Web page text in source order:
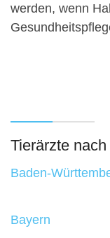
werden, wenn
Tierärzte
Baden-
Bayern